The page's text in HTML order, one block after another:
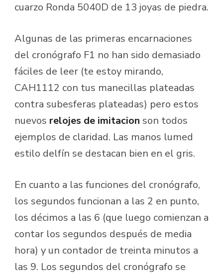
cuarzo Ronda 5040D de 13 joyas de piedra.
Algunas de las primeras encarnaciones
del cronógrafo F1 no han sido demasiado
fáciles de leer (te estoy mirando,
CAH1112 con tus manecillas plateadas
contra subesferas plateadas) pero estos
nuevos relojes de imitacion son todos
ejemplos de claridad. Las manos lumed
estilo delfín se destacan bien en el gris.
En cuanto a las funciones del cronógrafo,
los segundos funcionan a las 2 en punto,
los décimos a las 6 (que luego comienzan a
contar los segundos después de media
hora) y un contador de treinta minutos a
las 9. Los segundos del cronógrafo se